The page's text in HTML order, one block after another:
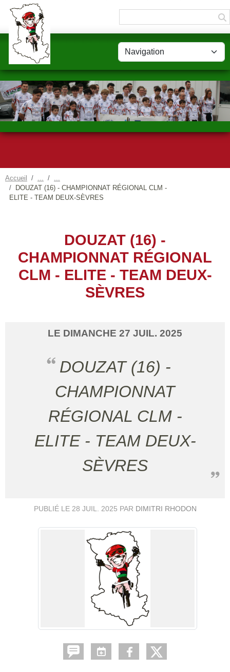
Accueil
DOUZAT (16) - CHAMPIONNAT RÉGIONAL CLM -
ELITE - TEAM DEUX-SÈVRES
DOUZAT (16) -
CHAMPIONNAT RÉGIONAL
CLM - ELITE - TEAM DEUX-
SÈVRES
LE DIMANCHE 27 JUIL. 2025
DOUZAT (16) -
CHAMPIONNAT
RÉGIONAL CLM -
ELITE - TEAM DEUX-
SÈVRES
PUBLIÉ LE 28 JUIL. 2025 PAR DIMITRI RHODON
Panneau de gestion des cookies